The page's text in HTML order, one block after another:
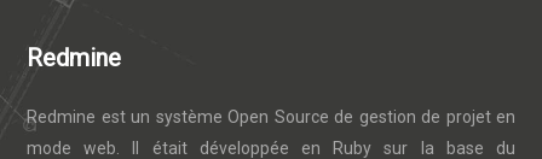
Redmine
Redmine est un système Open Source de gestion de projet en
mode web. Il était développée en Ruby sur la base du